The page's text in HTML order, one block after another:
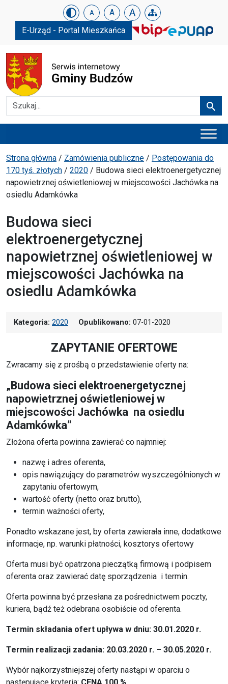
Urząd Gminy w Budzowie
Skip menu A A A
E-Urząd - Portal Mieszkańca
Szukaj
Ścieżka powrotu
Strona główna / Zamówienia publiczne / Postępowania do
170 tyś. złotych / 2020 / Budowa sieci elektroenergetycznej
napowietrznej oświetleniowej w miejscowości Jachówka na
osiedlu Adamkówka
Budowa sieci
elektroenergetycznej
napowietrznej oświetleniowej w
miejscowości Jachówka na
osiedlu Adamkówka
Kategoria: 2020 Opublikowano: 07-01-2020
ZAPYTANIE OFERTOWE
Zwracamy się z prośbą o przedstawienie oferty na:
„Budowa sieci elektroenergetycznej
napowietrznej oświetleniowej w
miejscowości Jachówka na osiedlu
Adamkówka”
Złożona oferta powinna zawierać co najmniej:
nazwę i adres oferenta,
opis nawiązujący do parametrów wyszczególnionych w
zapytaniu ofertowym,
wartość oferty (netto oraz brutto),
termin ważności oferty,
Ponadto wskazane jest, by oferta zawierała inne, dodatkowe
informacje, np. warunki płatności, kosztorys ofertowy
Oferta musi być opatrzona pieczątką firmową i podpisem
oferenta oraz zawierać datę sporządzenia i termin.
Oferta powinna być przesłana za pośrednictwem poczty,
kuriera, bądź też odebrana osobiście od oferenta.
Termin składania ofert upływa w dniu: 30.01.2020 r.
Termin realizacji zadania: 20.03.2020 r. – 30.05.2020 r.
Wybór najkorzystniejszej oferty nastąpi w oparciu o